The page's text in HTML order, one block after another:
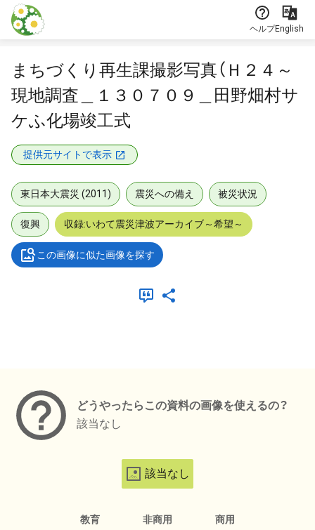
本文に飛ぶ
ヘルプEnglish
まちづくり再生課撮影写真（Ｈ２４～
現地調査＿１３０７０９＿田野畑村サ
ケふ化場竣工式
提供元サイトで表示
東日本大震災 (2011) 震災への備え 被災状況
復興 収録:いわて震災津波アーカイブ～希望～
この画像に似た画像を探す
どうやったらこの資料の画像を使えるの？
該当なし
該当なし
教育 非商用 商用